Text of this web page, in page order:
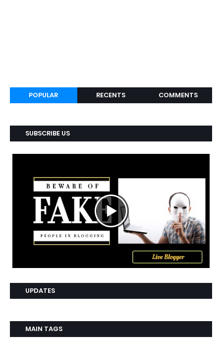
POPULAR RECENTS COMMENTS
SUBSCRIBE US
UPDATES
MAIN TAGS